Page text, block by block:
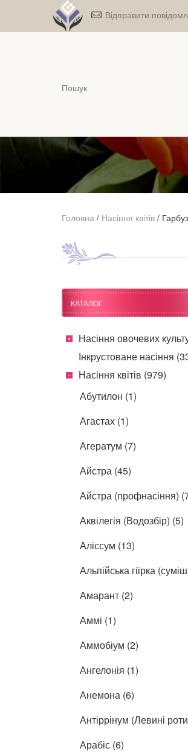
Відправити
Головна / Насіння квітів /
КАТАЛОГ
Насіння овочевих
Інкрустоване насіння
Насіння квітів (979)
Абутилон (1)
Агастах (1)
Агератум (7)
Айстра (45)
Айстра (профнасіння)
Аквілегія (Водозбір) (5)
Аліссум (13)
Альпійська гіірка
Амарант (2)
Аммі (1)
Аммобіум (2)
Ангелонія (1)
Анемона (6)
Антіррінум (Левині
Арабіс (6)